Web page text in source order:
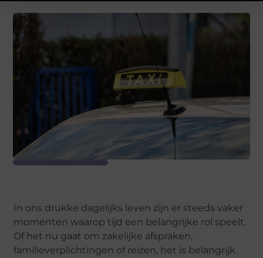
In ons drukke dagelijks leven zijn er steeds vaker
momenten waarop tijd een belangrijke rol speelt.
Of het nu gaat om zakelijke afspraken,
familieverplichtingen of reizen, het is belangrijk